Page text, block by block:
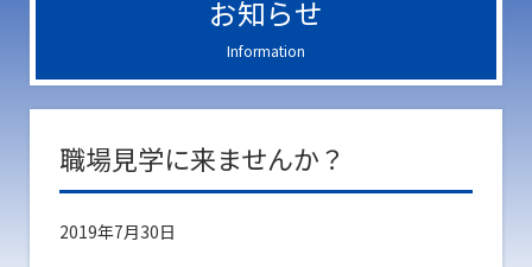
お知らせ
Information
職場見学に来ませんか？
2019年7月30日